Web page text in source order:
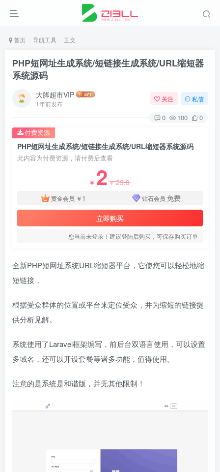
首页 导航工具 正文
PHP短网址生成系统/短链接生成系统/URL缩短器
系统源码
大脚超市VIP
1年前发布
关注 私信
0 100 0
PHP短网址生成系统/短链接生成系统/URL缩短器系统源码
此内容为付费资源，请付费后查看
￥ 2￥29.9
黄金会员 ￥ 1 钻石会员 免费
立即购买
您当前未登录！建议登陆后购买，可保存购买订单
付费资源
全新PHP短网址系统URL缩短器平台，它使您可以轻松地缩
短链接，
根据受众群体的位置或平台来定位受众，并为缩短的链接提
供分析见解。
系统使用了Laravel框架编写，前后台双语言使用，可以设置
多域名，还可以开设套餐等诸多功能，值得使用。
注意的是系统是和谐版，并无其他限制！